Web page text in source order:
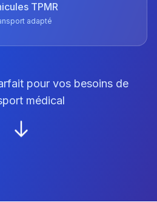
TPMR
adapté
pour vos besoins de
médical